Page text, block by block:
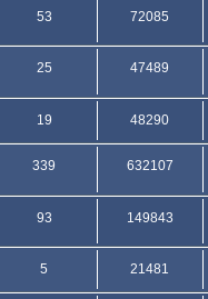
53 72085
25 47489
19 48290
339 632107
93 149843
5 21481